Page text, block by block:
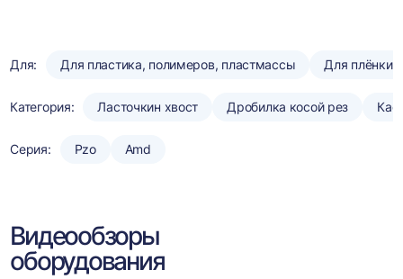
Для: Для пластика, полимеров, пластмассы Для плёнки
Категория: Ласточкин хвост Дробилка косой рез
Серия: Pzo Amd
Видеообзоры
оборудования